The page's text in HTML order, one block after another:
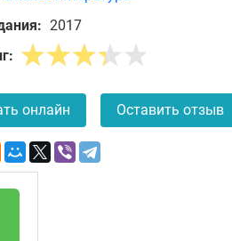
2017
онлайн Оставить отзыв